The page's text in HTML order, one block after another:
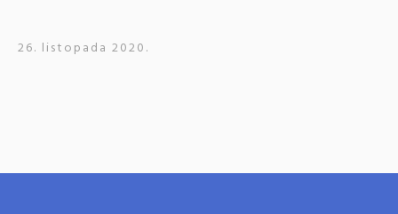
26. listopada 2020.